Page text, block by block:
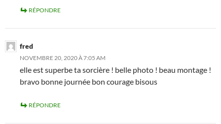
RÉPONDRE
fred
NOVEMBRE 20, 2020 À 7:05 AM
elle est superbe ta sorcière ! belle photo ! beau montage !
bravo bonne journée bon courage bisous
RÉPONDRE